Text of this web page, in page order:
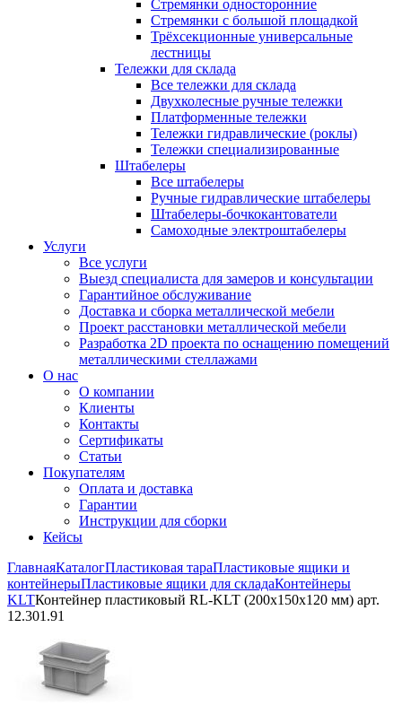
Стремянки односторонние
Стремянки с большой площадкой
Трёхсекционные универсальные
лестницы
Тележки для склада
Все тележки для склада
Двухколесные ручные тележки
Платформенные тележки
Тележки гидравлические (роклы)
Тележки специализированные
Штабелеры
Все штабелеры
Ручные гидравлические штабелеры
Штабелеры-бочкокантователи
Самоходные электроштабелеры
Услуги
Все услуги
Выезд специалиста для замеров и консультации
Гарантийное обслуживание
Доставка и сборка металлической мебели
Проект расстановки металлической мебели
Разработка 2D проекта по оснащению помещений
металлическими стеллажами
О нас
О компании
Клиенты
Контакты
Сертификаты
Статьи
Покупателям
Оплата и доставка
Гарантии
Инструкции для сборки
Кейсы
ГлавнаяКаталогПластиковая тараПластиковые ящики и
контейнерыПластиковые ящики для складаКонтейнеры
KLTКонтейнер пластиковый RL-KLT (200х150х120 мм) арт.
12.301.91